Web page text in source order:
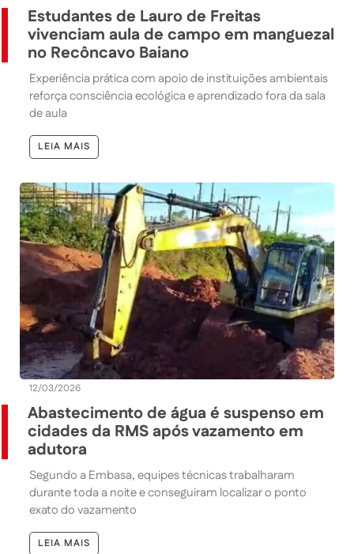
Estudantes de Lauro de Freitas
vivenciam aula de campo em manguezal
no Recôncavo Baiano
Experiência prática com apoio de instituições ambientais
reforça consciência ecológica e aprendizado fora da sala
de aula
LEIA MAIS
12/03/2026
Abastecimento de água é suspenso em
cidades da RMS após vazamento em
adutora
Segundo a Embasa, equipes técnicas trabalharam
durante toda a noite e conseguiram localizar o ponto
exato do vazamento
LEIA MAIS